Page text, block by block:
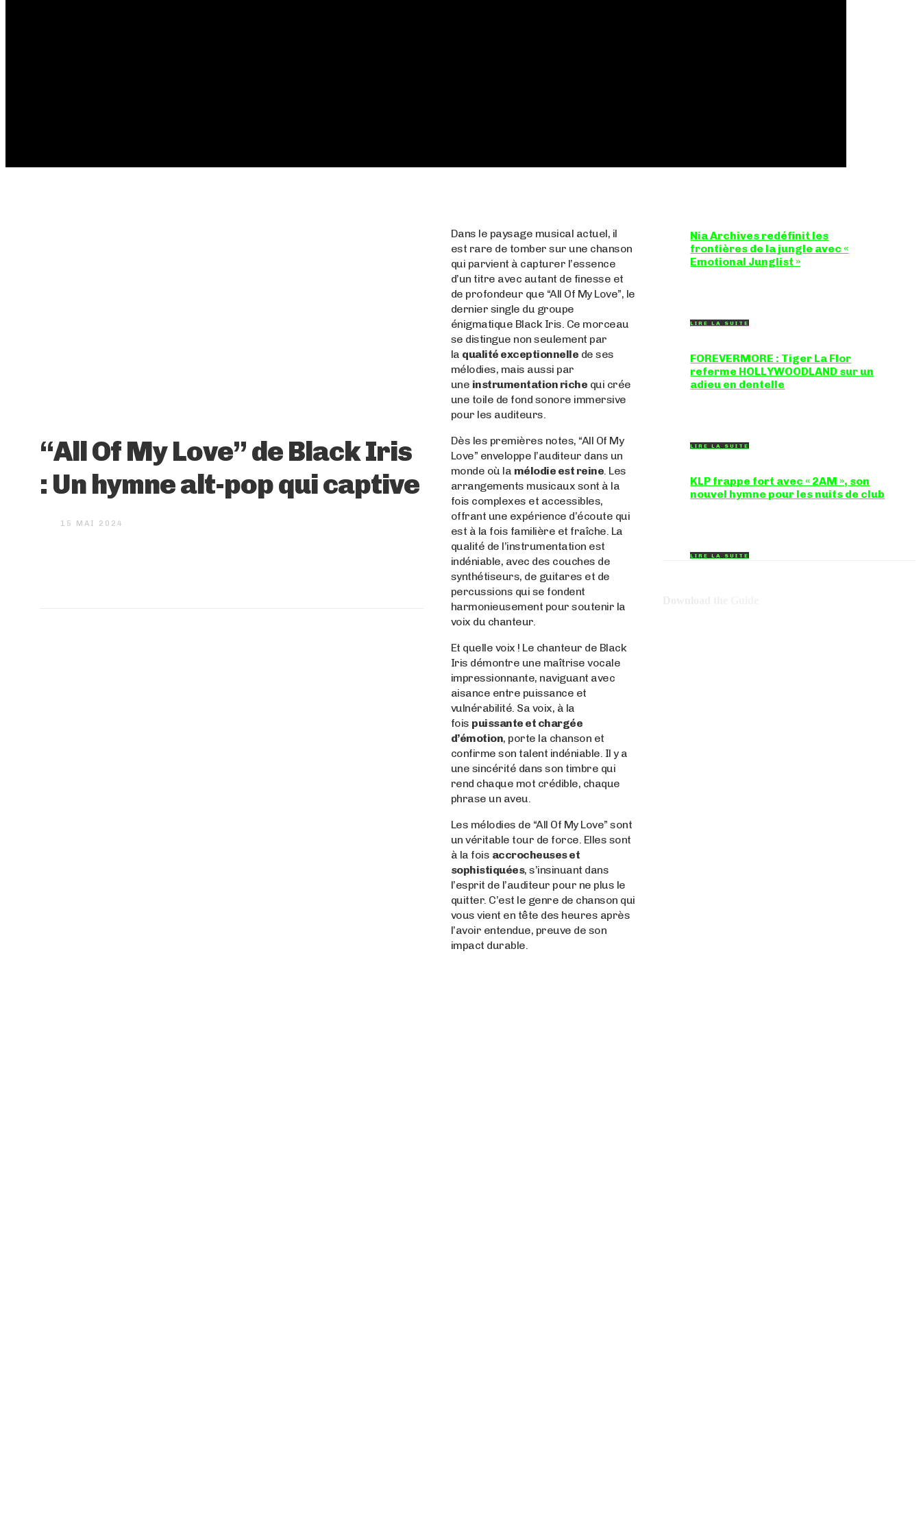
“All Of My Love” de Black Iris
: Un hymne alt-pop qui captive
15 MAI 2024
Dans le paysage musical actuel, il
est rare de tomber sur une chanson
qui parvient à capturer l’essence
d’un titre avec autant de finesse et
de profondeur que “All Of My Love”, le
dernier single du groupe
énigmatique Black Iris. Ce morceau
se distingue non seulement par
la qualité exceptionnelle de ses
mélodies, mais aussi par
une instrumentation riche qui crée
une toile de fond sonore immersive
pour les auditeurs.
Dès les premières notes, “All Of My
Love” enveloppe l’auditeur dans un
monde où la mélodie est reine. Les
arrangements musicaux sont à la
fois complexes et accessibles,
offrant une expérience d’écoute qui
est à la fois familière et fraîche. La
qualité de l’instrumentation est
indéniable, avec des couches de
synthétiseurs, de guitares et de
percussions qui se fondent
harmonieusement pour soutenir la
voix du chanteur.
Et quelle voix ! Le chanteur de Black
Iris démontre une maîtrise vocale
impressionnante, naviguant avec
aisance entre puissance et
vulnérabilité. Sa voix, à la
fois puissante et chargée
d’émotion, porte la chanson et
confirme son talent indéniable. Il y a
une sincérité dans son timbre qui
rend chaque mot crédible, chaque
phrase un aveu.
Les mélodies de “All Of My Love” sont
un véritable tour de force. Elles sont
à la fois accrocheuses et
sophistiquées, s’insinuant dans
l’esprit de l’auditeur pour ne plus le
quitter. C’est le genre de chanson qui
vous vient en tête des heures après
l’avoir entendue, preuve de son
impact durable.
Nia Archives redéfinit les
frontières de la jungle avec «
Emotional Junglist »
LIRE LA SUITE
FOREVERMORE : Tiger La Flor
referme HOLLYWOODLAND sur un
adieu en dentelle
LIRE LA SUITE
KLP frappe fort avec « 2AM », son
nouvel hymne pour les nuits de club
LIRE LA SUITE